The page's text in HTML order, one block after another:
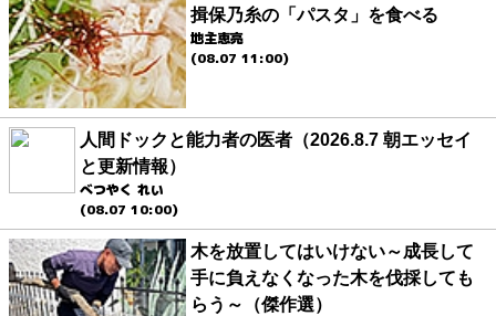
揖保乃糸の「パスタ」を食べる
地主恵亮
(08.07 11:00)
人間ドックと能力者の医者（2026.8.7 朝エッセイ
と更新情報）
べつやく れい
(08.07 10:00)
木を放置してはいけない～成長して
手に負えなくなった木を伐採しても
らう～（傑作選）